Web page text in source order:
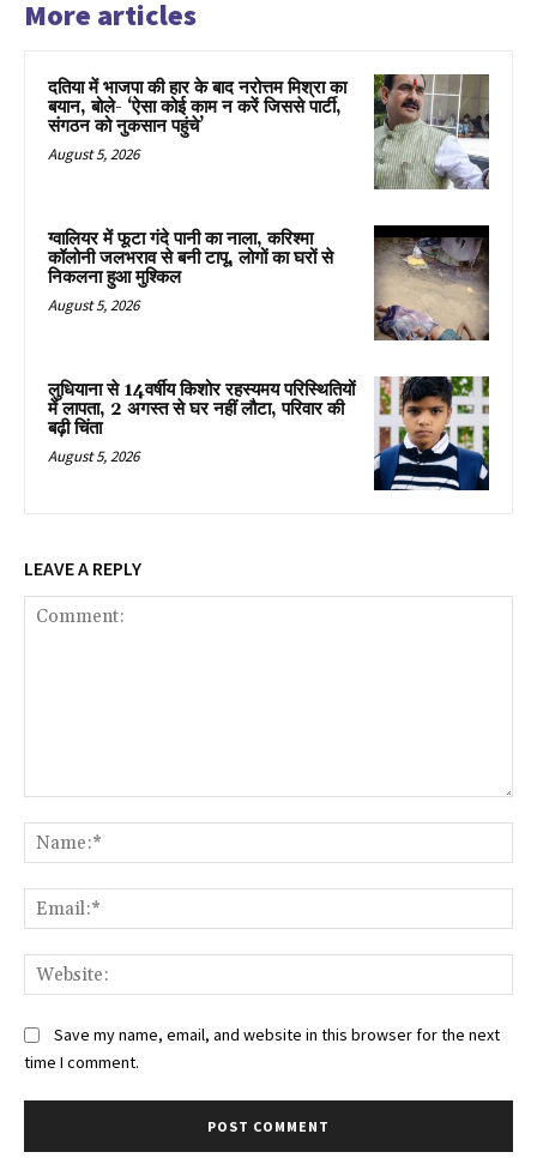
More articles
दतिया में भाजपा की हार के बाद नरोत्तम मिश्रा का
बयान, बोले- ‘ऐसा कोई काम न करें जिससे पार्टी,
संगठन को नुकसान पहुंचे’
August 5, 2026
ग्वालियर में फूटा गंदे पानी का नाला, करिश्मा
कॉलोनी जलभराव से बनी टापू, लोगों का घरों से
निकलना हुआ मुश्किल
August 5, 2026
लुधियाना से 14वर्षीय किशोर रहस्यमय परिस्थितियों
में लापता, 2 अगस्त से घर नहीं लौटा, परिवार की
बढ़ी चिंता
August 5, 2026
LEAVE A REPLY
Save my name, email, and website in this browser for the next
time I comment.